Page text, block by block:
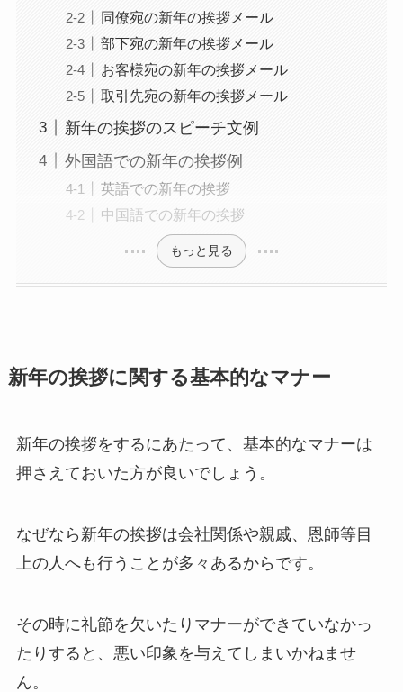
同僚宛の新年の挨拶メール
部下宛の新年の挨拶メール
お客様宛の新年の挨拶メール
取引先宛の新年の挨拶メール
新年の挨拶のスピーチ文例
外国語での新年の挨拶例
英語での新年の挨拶
中国語での新年の挨拶
もっと見る
新年の挨拶に関する基本的なマナー
新年の挨拶をするにあたって、基本的なマナーは
押さえておいた方が良いでしょう。
なぜなら新年の挨拶は会社関係や親戚、恩師等目
上の人へも行うことが多々あるからです。
その時に礼節を欠いたりマナーができていなかっ
たりすると、悪い印象を与えてしまいかねませ
ん。